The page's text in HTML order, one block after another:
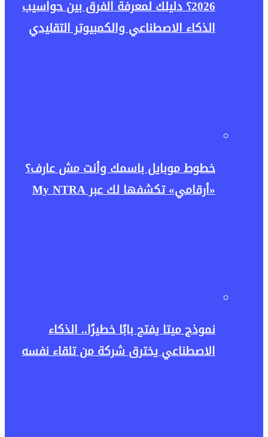
2026؟ دليلك لمعرفة الفرق بين حواسيب
الذكاء الاصطناعي والكمبيوتر التقليدي
خطوط موبايل باسمك وأنت مش عارف؟
«أرقامي» تكشفها لك عبر My NTRA
نموذج ميتا يفتح بابًا خطيرًا.. الذكاء
الاصطناعي يخترق شركة من تلقاء نفسه